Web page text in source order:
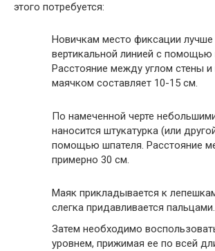
этого потребуется:
Новичкам место фиксации лучше
вертикальной линией с помощью
Расстояние между углом стены
маячком составляет 10-15 см.
По намеченной черте
наносится штукатурка (или
помощью шпателя. Расстояние
примерно 30 см.
Маяк прикладывается к
слегка придавливается пальцами.
Затем необходимо
уровнем, прижимая ее по всей